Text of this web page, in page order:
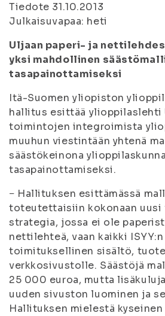
Tiedote 31.10.2013
Julkaisuvapaa: heti
Uljaan paperi- ja
yksi mahdollinen
tasapainottamiseksi
Itä-Suomen yliopiston
hallitus esittää ylioppilaslehti
toimintojen integroimista
muuhun viestintään yhtenä
säästökeinona
tasapainottamiseksi.
− Hallituksen esittämässä
toteutettaisiin kokonaan uusi
strategia, jossa ei ole
nettilehteä, vaan kaikki
toimituksellinen sisältö,
verkkosivustolle. Säästöjä
25 000 euroa, mutta
uuden sivuston luominen ja
Hallituksen mielestä